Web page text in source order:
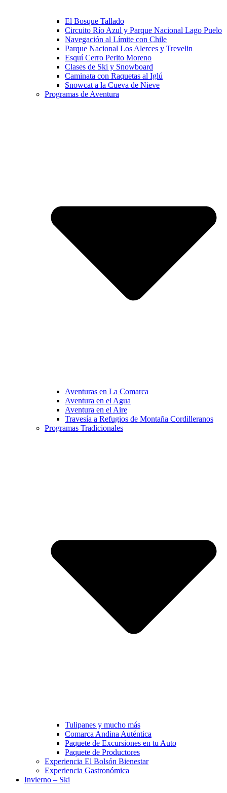
El Bosque Tallado
Circuito Río Azul y Parque Nacional Lago Puelo
Navegación al Límite con Chile
Parque Nacional Los Alerces y Trevelin
Esquí Cerro Perito Moreno
Clases de Ski y Snowboard
Caminata con Raquetas al Iglú
Snowcat a la Cueva de Nieve
Programas de Aventura
Aventuras en La Comarca
Aventura en el Agua
Aventura en el Aire
Travesía a Refugios de Montaña Cordilleranos
Programas Tradicionales
Tulipanes y mucho más
Comarca Andina Auténtica
Paquete de Excursiones en tu Auto
Paquete de Productores
Experiencia El Bolsón Bienestar
Experiencia Gastronómica
Invierno – Ski